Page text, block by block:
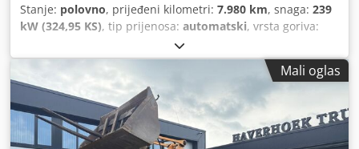
Stanje: polovno, prijeđeni kilometri: 7.980 km, snaga: 239
kW (324,95 KS), tip prijenosa: automatski, vrsta goriva:
, prva registracija:
izgradnje:2013, Oprema:klima-uređaj,
Mali oglas